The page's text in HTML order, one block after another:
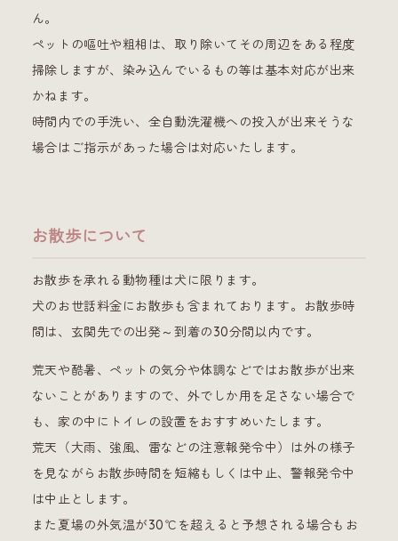
ん。
ペットの嘔吐や粗相は、取り除いてその周辺をある程度
掃除しますが、染み込んでいるもの等は基本対応が出来
かねます。
時間内での手洗い、全自動洗濯機への投入が出来そうな
場合はご指示があった場合は対応いたします。
お散歩について
お散歩を承れる動物種は犬に限ります。
犬のお世話料金にお散歩も含まれております。お散歩時
間は、玄関先での出発～到着の30分間以内です。
荒天や酷暑、ペットの気分や体調などではお散歩が出来
ないことがありますので、外でしか用を足さない場合で
も、家の中にトイレの設置をおすすめいたします。
荒天（大雨、強風、雷などの注意報発令中）は外の様子
を見ながらお散歩時間を短縮もしくは中止、警報発令中
は中止とします。
また夏場の外気温が30℃を超えると予想される場合もお